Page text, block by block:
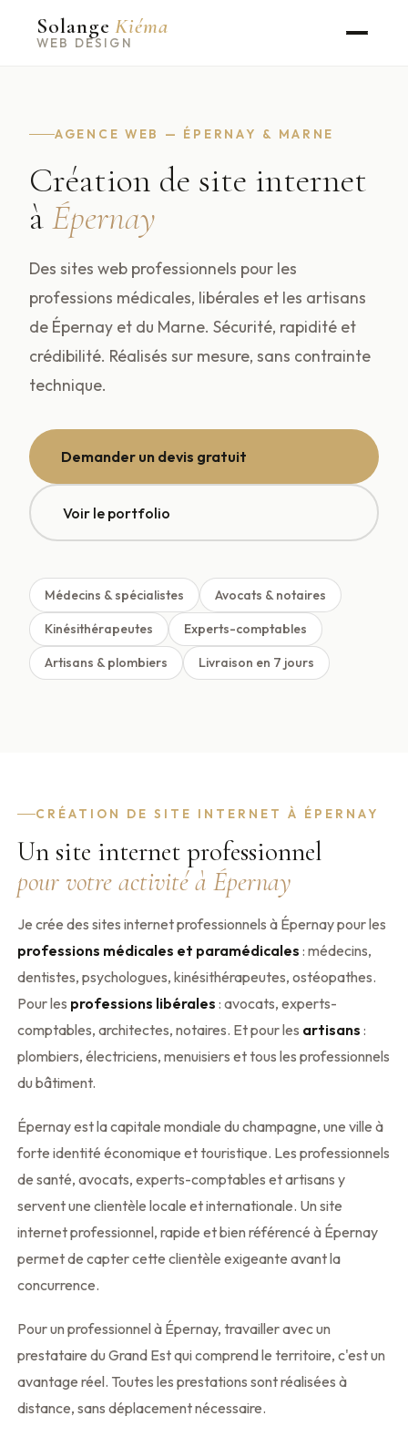
SolangeKiéma
WEB DESIGN
AGENCE WEB — ÉPERNAY & MARNE
Création de site internet
àÉpernay
Des sites web professionnels pour les
professions médicales, libérales et les artisans
de Épernay et du Marne. Sécurité, rapidité et
crédibilité. Réalisés sur mesure, sans contrainte
technique.
Demander un devis gratuit
Voir le portfolio
Médecins & spécialistes Avocats & notaires
Kinésithérapeutes Experts-comptables
Artisans & plombiers Livraison en 7 jours
CRÉATION DE SITE INTERNET À ÉPERNAY
Un site internet professionnel
pour votre activité à Épernay
Je crée des sites internet professionnels à Épernay pour les
professions médicales et paramédicales : médecins,
dentistes, psychologues, kinésithérapeutes, ostéopathes.
Pour les professions libérales : avocats, experts-
comptables, architectes, notaires. Et pour les artisans :
plombiers, électriciens, menuisiers et tous les professionnels
du bâtiment.
Épernay est la capitale mondiale du champagne, une ville à
forte identité économique et touristique. Les professionnels
de santé, avocats, experts-comptables et artisans y
servent une clientèle locale et internationale. Un site
internet professionnel, rapide et bien référencé à Épernay
permet de capter cette clientèle exigeante avant la
concurrence.
Pour un professionnel à Épernay, travailler avec un
prestataire du Grand Est qui comprend le territoire, c'est un
avantage réel. Toutes les prestations sont réalisées à
distance, sans déplacement nécessaire.